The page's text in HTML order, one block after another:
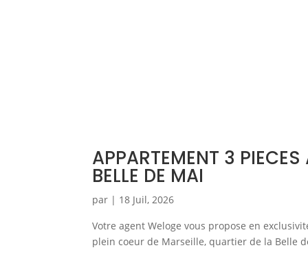
APPARTEMENT 3
BELLE DE MAI
par | 18 Juil, 2026
Votre agent Weloge vous propose en
plein coeur de Marseille, quartier de la Belle